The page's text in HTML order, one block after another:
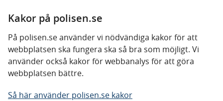
Kakor på polisen.se
På polisen.se använder vi nödvändiga kakor för att
webbplatsen ska fungera ska så bra som möjligt. Vi
använder också kakor för webbanalys för att göra
webbplatsen bättre.
Så här använder polisen.se kakor